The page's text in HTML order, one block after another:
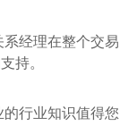
经理在整个交易
持。
行业知识值得您